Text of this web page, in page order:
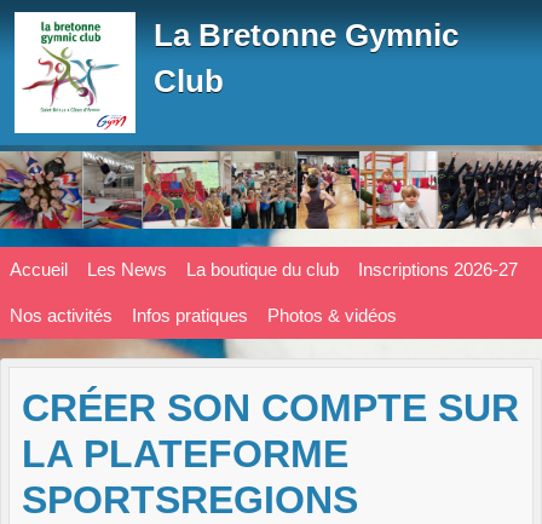
La Bretonne Gymnic
Club
Accueil Les News La boutique du club Inscriptions 2026-27
Nos activités Infos pratiques Photos & vidéos
CRÉER SON COMPTE SUR
LA PLATEFORME
SPORTSREGIONS
Panneau de gestion des cookies